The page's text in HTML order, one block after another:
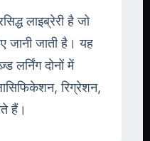
लाइब्रेरी है जो
जानी जाती है। यह
लर्निंग दोनों में
रिग्रेशन,
हैं।